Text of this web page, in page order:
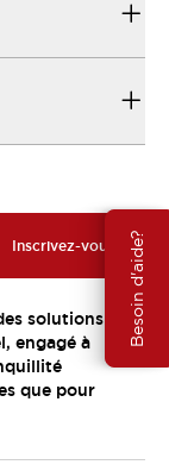
Besoin d'aide?
Inscrivez-vous
solutions
engagé à
que pour